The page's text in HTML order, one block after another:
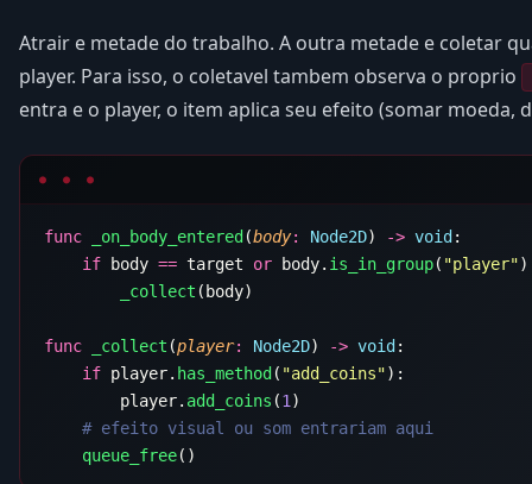
Atrair e metade do trabalho. A outra metade e coletar
player. Para isso, o coletavel tambem observa o proprio
entra e o player, o item aplica seu efeito (somar moeda,
func _on_body_entered (body: Node2D) -> void
    if
body == target or body. is_in_group( "player"
        _collect
func _collect (player: Node2D) -> void
    if
player. has_method ( "add_coins"
        player.
add_coins (1
    queue_free